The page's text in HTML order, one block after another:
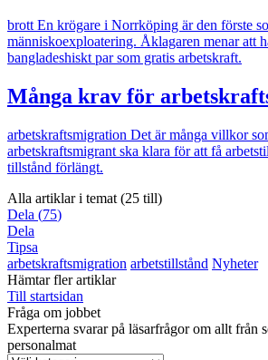
brottEn krögare i Norrköping är den förste
människoexploatering. Åklagaren menar att
bangladeshiskt par som gratis arbetskraft.
Många krav för
arbetskraftsmigration Det är många villkor
arbetskraftsmigrant ska klara för att få
tillstånd förlängt.
Alla artiklar i temat (25 till)
Dela (75)
Dela
Tipsa
arbetskraftsmigration arbetstillstånd Nyheter
Hämtar fler artiklar
Till startsidan
Fråga om jobbet
Experterna svarar på läsarfrågor om allt från
personalmat